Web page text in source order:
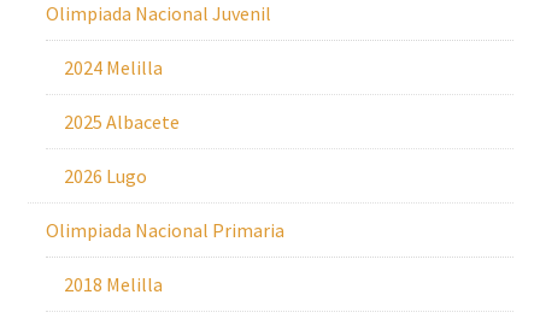
Olimpiada Nacional Juvenil
2024 Melilla
2025 Albacete
2026 Lugo
Olimpiada Nacional Primaria
2018 Melilla